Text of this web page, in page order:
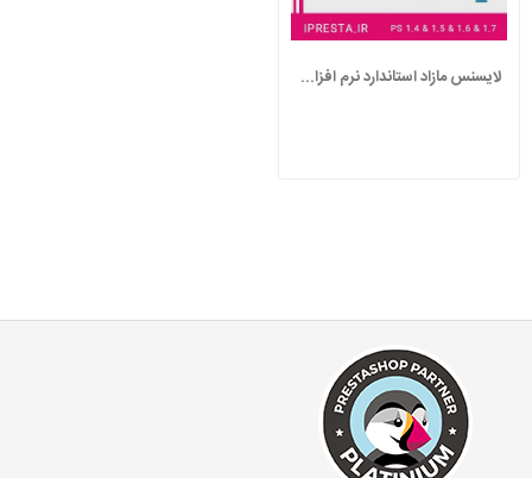
لایسنس مازاد استاندارد نرم افزار مدیریت...